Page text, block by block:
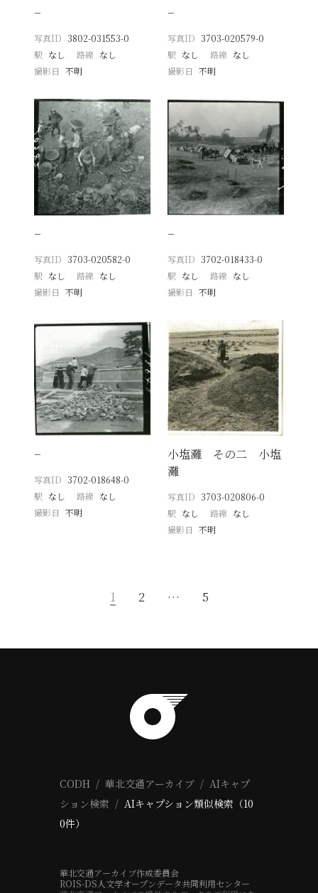
−
写真ID 3802-031553-0
駅 なし 路線 なし
撮影日
不明
−
写真ID 3703-020579-0
駅 なし 路線 なし
撮影日 不明
−
写真ID 3703-020582-0
駅 なし 路線 なし
撮影日
不明
−
写真ID 3702-018433-0
駅 なし 路線 なし
撮影日 不明
−
写真ID 3702-018648-0
駅 なし 路線 なし
撮影日
不明
小塩灘 その二 小塩
灘
写真ID 3703-020806-0
駅 なし 路線 なし
撮影日 不明
1 2 … 5
CODH 華北交通アーカイブ
AIキャプ
ション検索
AIキャプション類似検索（10
0件）
華北交通アーカイブ作成委員会
ROIS-DS人文学オープンデータ共同利用センター